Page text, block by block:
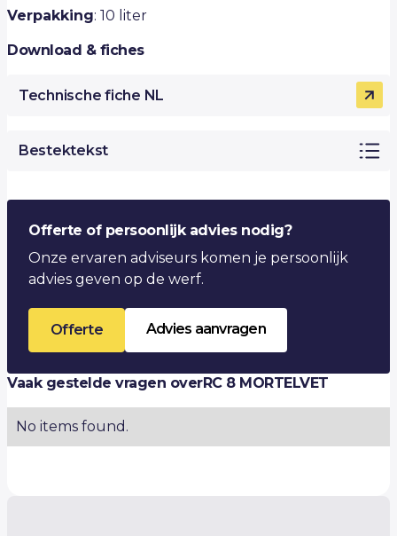
Verpakking: 10 liter
Download & fiches
Technische fiche NL
Bestektekst
Offerte of persoonlijk advies nodig?
Onze ervaren adviseurs komen je persoonlijk
advies geven op de werf.
Offerte Advies aanvragen
Vaak gestelde vragen overRC 8 MORTELVET
No items found.